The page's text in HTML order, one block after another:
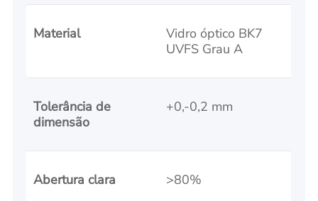
Material
Vidro óptico BK7
UVFS Grau A
Tolerância de
dimensão
+0,-0,2 mm
Abertura clara >80%